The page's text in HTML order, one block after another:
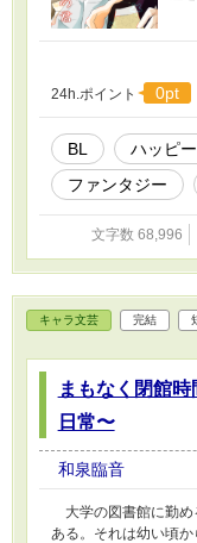
困
た
そ
ら
び
外
24h.ポイント 0pt
BL ハッピ
ファンタジー
文字数 68,996
キャラ文芸 完結
まもなく閉館
日常〜
和泉臨音
大学の図書館に勤め
ある。それは幼い頃か